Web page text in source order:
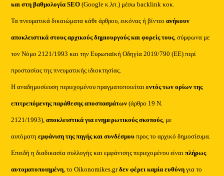
και στη βαθμολογία SEO (Google κ.λπ.) μέσω backlink κοκ.
Τα πνευματικά δικαιώματα κάθε άρθρου, εικόνας ή βίντεοανήκουν
αποκλειστικά στους αρχικούς δημιουργούς και φορείς τους, σύμφωνα με
τον Νόμο 2121/1993 και την Ευρωπαϊκή Οδηγία 2019/790 (ΕΕ) περί
προστασίας της πνευματικής ιδιοκτησίας.
Η αναδημοσίευση περιεχομένου πραγματοποιείταιεντός των ορίων της
επιτρεπόμενης παράθεσης αποσπασμάτων (άρθρο 19 Ν.
2121/1993), αποκλειστικά για ενημερωτικούς σκοπούς, με
αυτόματηεμφάνιση της πηγής και συνδέσμου προς το αρχικό δημοσίευμα.
Επειδή η διαδικασία συλλογής και εμφάνισης περιεχομένου είναιπλήρως
αυτοματοποιημένη, το Oikonomikes.grδεν φέρει καμία ευθύνη για το